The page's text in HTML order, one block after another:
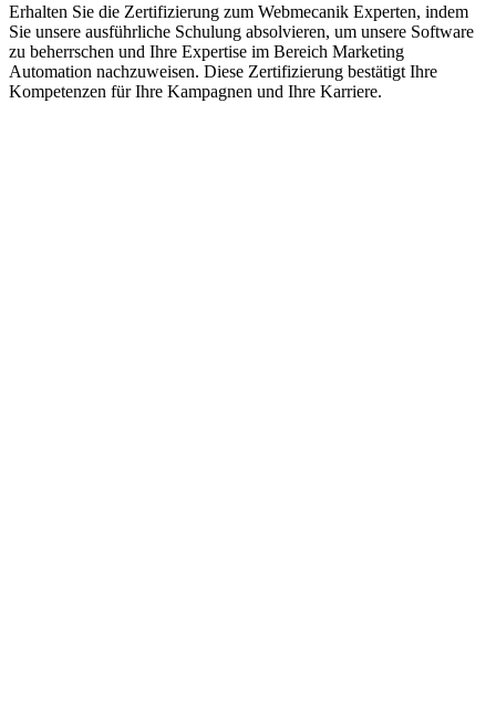
Erhalten Sie die Zertifizierung zum Webmecanik Experten, indem
Sie unsere ausführliche Schulung absolvieren, um unsere Software
zu beherrschen und Ihre Expertise im Bereich Marketing
Automation nachzuweisen. Diese Zertifizierung bestätigt Ihre
Kompetenzen für Ihre Kampagnen und Ihre Karriere.